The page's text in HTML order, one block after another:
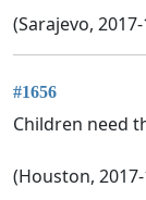
(Sarajevo,
#1656
Children need
(Houston,